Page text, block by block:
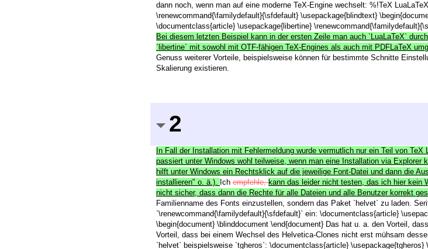
dann noch, wenn man auf eine moderne TeX-Engine wechselt: %!TeX
\renewcommand{\familydefault}{\sfdefault} \usepackage{blindtext}
\documentclass{article} \usepackage{libertine}
Bei diesem letzten Beispiel kann in der ersten Zeile man auch `LuaLaTeX`
`libertine` mit sowohl mit OTF-fähigen TeX-Engines als auch mit PDFLaTeX
Genuss weiterer Vorteile, beispielsweise können für bestimmte Schnitte
Skalierung existieren.
2
In Fall der Installation mit Fehlermeldung wurde vermutlich nur ein Teil von
passiert unter Windows wohl teilweise, wenn man eine Installation via
hilft unter Windows ein Rechtsklick auf die jeweilige Font-Datei und dann die
installieren" o. ä.). Ich empfehle,kann das leider nicht testen, das ich hier kein
nicht sicher, dass dann die Rechte für alle Dateien und alle Benutzer korrekt
Familienname des Fonts einzustellen, sondern das Paket `helvet` zu laden.
`\renewcommand{\familydefault}{\sfdefault}` ein: \documentclass{article}
\begin{document} \blinddocument \end{document} Das hat u. a. den Vorteil,
Vorteil, dass bei einem Wechsel des Helvetica-Clones nicht erst mühsam
`helvet` beispielsweise `tgheros`: \documentclass{article}